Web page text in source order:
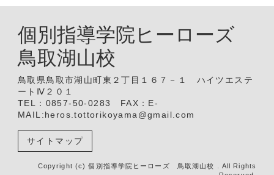
個別指導学院ヒーローズ
鳥取湖山校
鳥取県鳥取市湖山町東２丁目１６７－１ ハイツエステ
ートⅣ２０１
TEL：0857-50-0283 FAX：E-
MAIL:heros.tottorikoyama@gmail.com
サイトマップ
Copyright (c) 個別指導学院ヒーローズ 鳥取湖山校 . All Rights